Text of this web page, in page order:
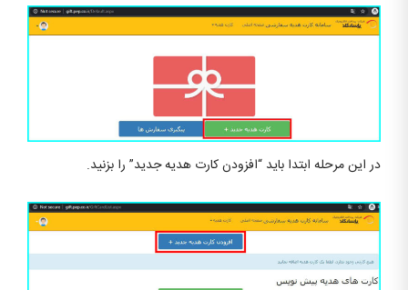
در این مرحله ابتدا باید “افزودن کارت هدیه جدید” را بزنید.